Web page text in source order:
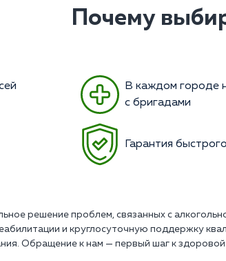
Почему
В каждом городе
с бригадами
Гарантия
решение проблем, связанных с
и круглосуточную поддержку
Обращение к нам — первый шаг к